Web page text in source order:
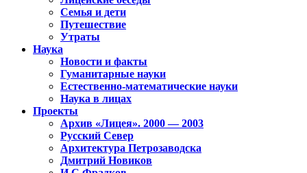
Семья и дети
Путешествие
Утраты
Наука
Новости и факты
Гуманитарные науки
Естественно-математические науки
Наука в лицах
Проекты
Архив «Лицея». 2000 — 2003
Русский Север
Архитектура Петрозаводска
Дмитрий Новиков